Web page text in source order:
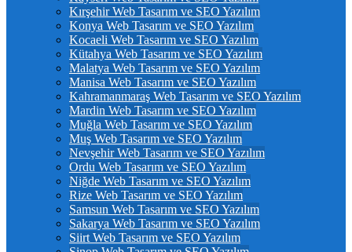
Kırşehir Web Tasarım ve SEO Yazılım
Konya Web Tasarım ve SEO Yazılım
Kocaeli Web Tasarım ve SEO Yazılım
Kütahya Web Tasarım ve SEO Yazılım
Malatya Web Tasarım ve SEO Yazılım
Manisa Web Tasarım ve SEO Yazılım
Kahramanmaraş Web Tasarım ve SEO Yazılım
Mardin Web Tasarım ve SEO Yazılım
Muğla Web Tasarım ve SEO Yazılım
Muş Web Tasarım ve SEO Yazılım
Nevşehir Web Tasarım ve SEO Yazılım
Ordu Web Tasarım ve SEO Yazılım
Niğde Web Tasarım ve SEO Yazılım
Rize Web Tasarım ve SEO Yazılım
Samsun Web Tasarım ve SEO Yazılım
Sakarya Web Tasarım ve SEO Yazılım
Siirt Web Tasarım ve SEO Yazılım